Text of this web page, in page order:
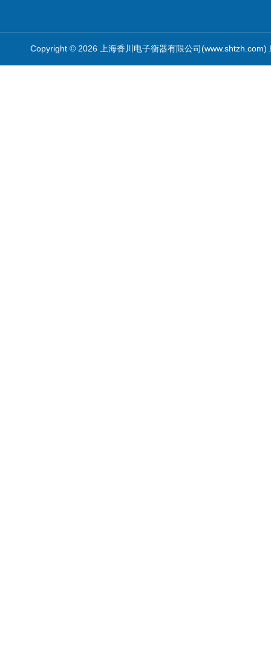
Copyright © 2026 上海香川电子衡器有限公司(www.shtzh.com)